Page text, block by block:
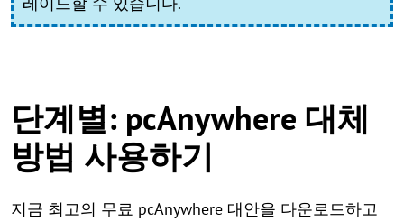
단계별: pcAnywhere 대체
방법 사용하기
지금 최고의 무료 pcAnywhere 대안을 다운로드하고